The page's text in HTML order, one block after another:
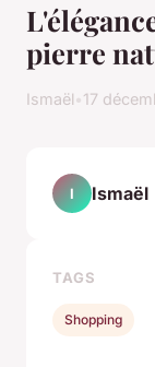
pierre
Ismaël 17
I Ismaël
TAGS
Shopping